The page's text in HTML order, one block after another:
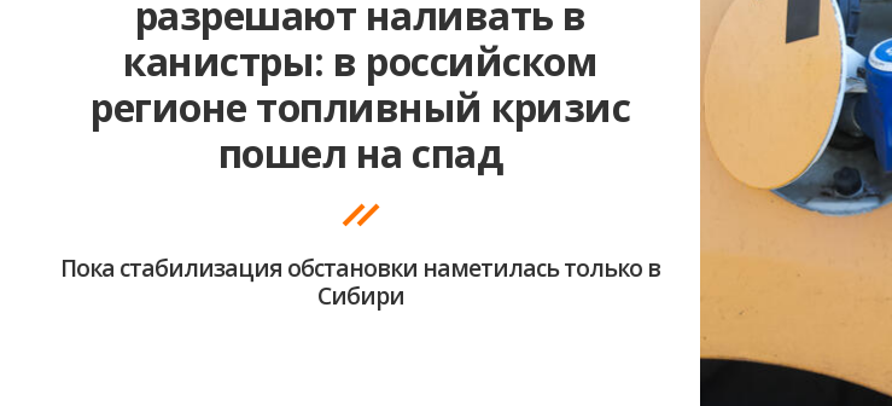
разрешают наливать в
канистры: в российском
регионе топливный кризис
пошел на спад
Пока стабилизация обстановки наметилась только в
Сибири